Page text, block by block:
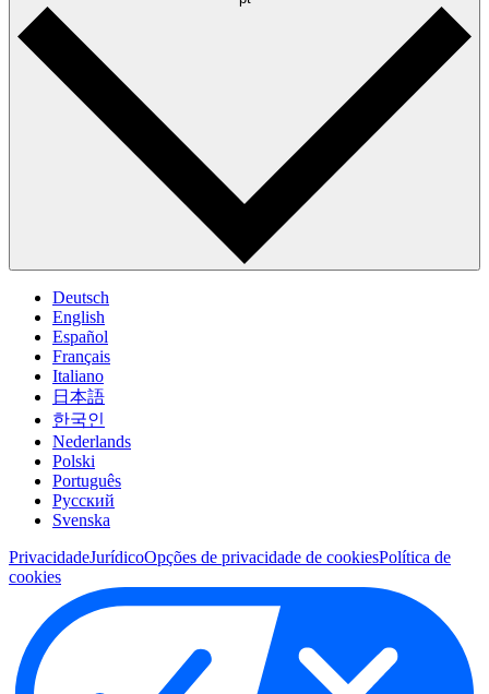
Deutsch
English
Español
Français
Italiano
日本語
한국인
Nederlands
Polski
Português
Pусский
Svenska
PrivacidadeJurídicoOpções de privacidade de cookiesPolítica de
cookies